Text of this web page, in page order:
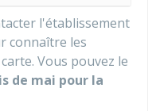
l'établissement
connaître les
Vous pouvez le
de mai pour la